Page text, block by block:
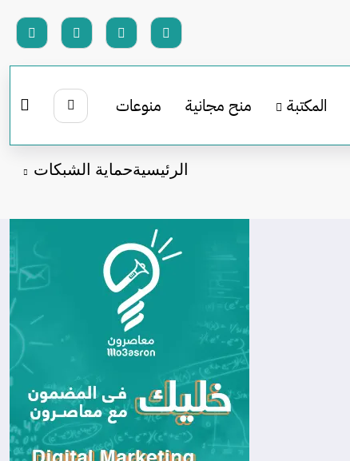
المكتبة منح مجانية منوعات
الرئيسيةحماية الشبكات